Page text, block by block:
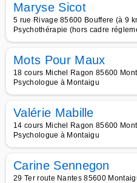
Maryse Sicot
5 rue Rivage 85600 Bouffere (à 9
Psychothérapie (hors cadre
Mots Pour Maux
18 cours Michel Ragon 85600
Psychologue à Montaigu
Valérie Mabille
14 cours Michel Ragon 85600
Psychologue à Montaigu
Carine Sennegon
29 Ter route Nantes 85600